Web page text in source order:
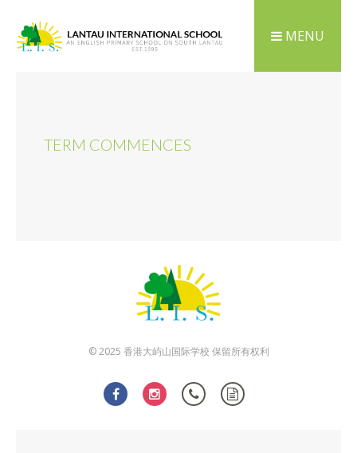
MENU
TERM COMMENCES
© 2025 香港大屿山国际学校 保留所有权利